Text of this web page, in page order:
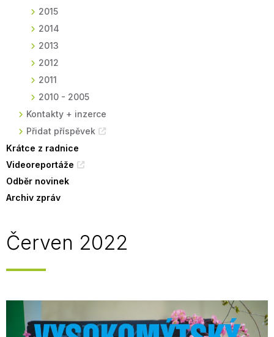
2015
2014
2013
2012
2011
2010 - 2005
Kontakty + inzerce
Přidat příspěvek
Krátce z radnice
Videoreportáže
Odběr novinek
Archiv zpráv
Červen 2022